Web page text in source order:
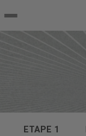
Site
ETAPE 1